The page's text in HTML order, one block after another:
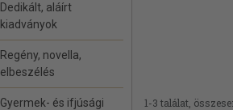
Dedikált, aláírt
kiadványok
Regény, novella,
elbeszélés
Gyermek- és ifjúsági
1-3 találat,